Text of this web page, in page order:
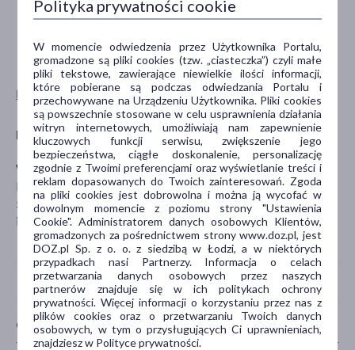
Pokaż wszystkie produkty DR. BECKMANN
Producent
Werner & Mertz Professional Vertriebs GmbH
Neualmerstrasse 13
5400 Hallein
info@tana.at
CECHY PRODUKTU
Polityka prywatności cookie
W momencie odwiedzenia przez Użytkownika Portalu,
gromadzone są pliki cookies (tzw. „ciasteczka”) czyli małe
pliki tekstowe, zawierające niewielkie ilości informacji,
które pobierane są podczas odwiedzania Portalu i
przechowywane na Urządzeniu Użytkownika. Pliki cookies
są powszechnie stosowane w celu usprawnienia działania
witryn internetowych, umożliwiają nam zapewnienie
kluczowych funkcji serwisu, zwiększenie jego
bezpieczeństwa, ciągłe doskonalenie, personalizację
zgodnie z Twoimi preferencjami oraz wyświetlanie treści i
reklam dopasowanych do Twoich zainteresowań. Zgoda
na pliki cookies jest dobrowolna i można ją wycofać w
dowolnym momencie z poziomu strony "Ustawienia
Cookie". Administratorem danych osobowych Klientów,
gromadzonych za pośrednictwem strony www.doz.pl, jest
DOZ.pl Sp. z o. o. z siedzibą w Łodzi, a w niektórych
przypadkach nasi Partnerzy. Informacja o celach
przetwarzania danych osobowych przez naszych
partnerów znajduje się w ich politykach ochrony
prywatności. Więcej informacji o korzystaniu przez nas z
plików cookies oraz o przetwarzaniu Twoich danych
osobowych, w tym o przysługujących Ci uprawnieniach,
znajdziesz w Polityce prywatności.